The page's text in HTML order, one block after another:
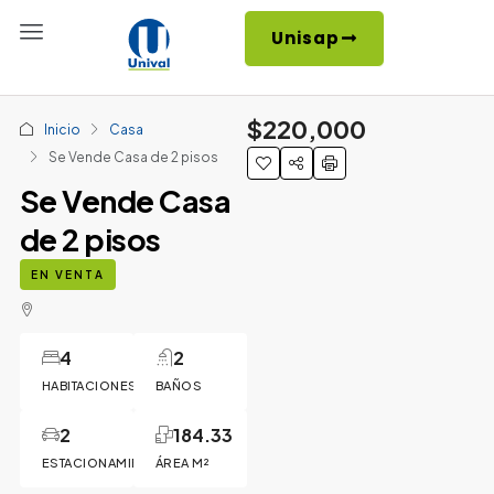
Unisap
Inicio
Casa
Se Vende Casa de 2 pisos
Se Vende Casa
de 2 pisos
EN VENTA
HABITACIONES
4
BAÑOS
2
ESTACIONAMIENTOS
2
ÁREA M²
184.33
$220,000